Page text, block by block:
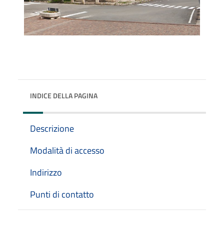
INDICE DELLA PAGINA
Descrizione
Modalità di accesso
Indirizzo
Punti di contatto